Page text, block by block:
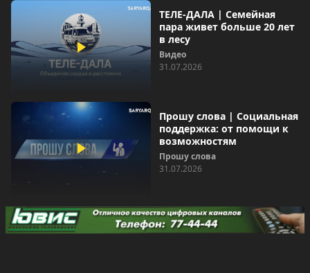
ТЕЛЕ-ДАЛА | Семейная
пара живет больше 20 лет
в лесу
Видео
31.07.2026
Прошу слова | Социальная
поддержка: от помощи к
возможностям
Прошу слова
31.07.2026